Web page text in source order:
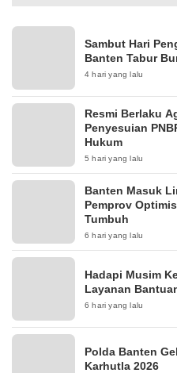
Sambut Hari
Banten Tabur
4 hari yang lalu
Resmi Berlaku
Penyesuian
Hukum
5 hari yang lalu
Banten Masuk
Pemprov
Tumbuh
6 hari yang lalu
Hadapi Musim
Layanan
6 hari yang lalu
Polda Banten
Karhutla 2026